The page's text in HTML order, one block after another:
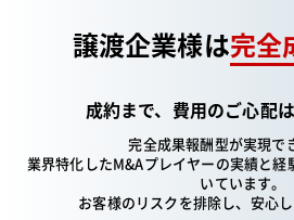
譲渡企業様は完全
成約まで、 費用のご心配は
完全成果報酬型が実現で
業界特化したM&Aプレイヤーの実績と
いています。
お客様のリスクを排除し、安心